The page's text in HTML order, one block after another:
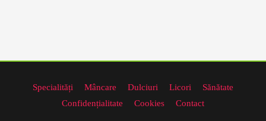
Specialități Mâncare Dulciuri Licori
Sănătate
Confidențialitate
Cookies Contact